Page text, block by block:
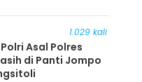
1.029 kali
Asal Polres
di Panti Jompo